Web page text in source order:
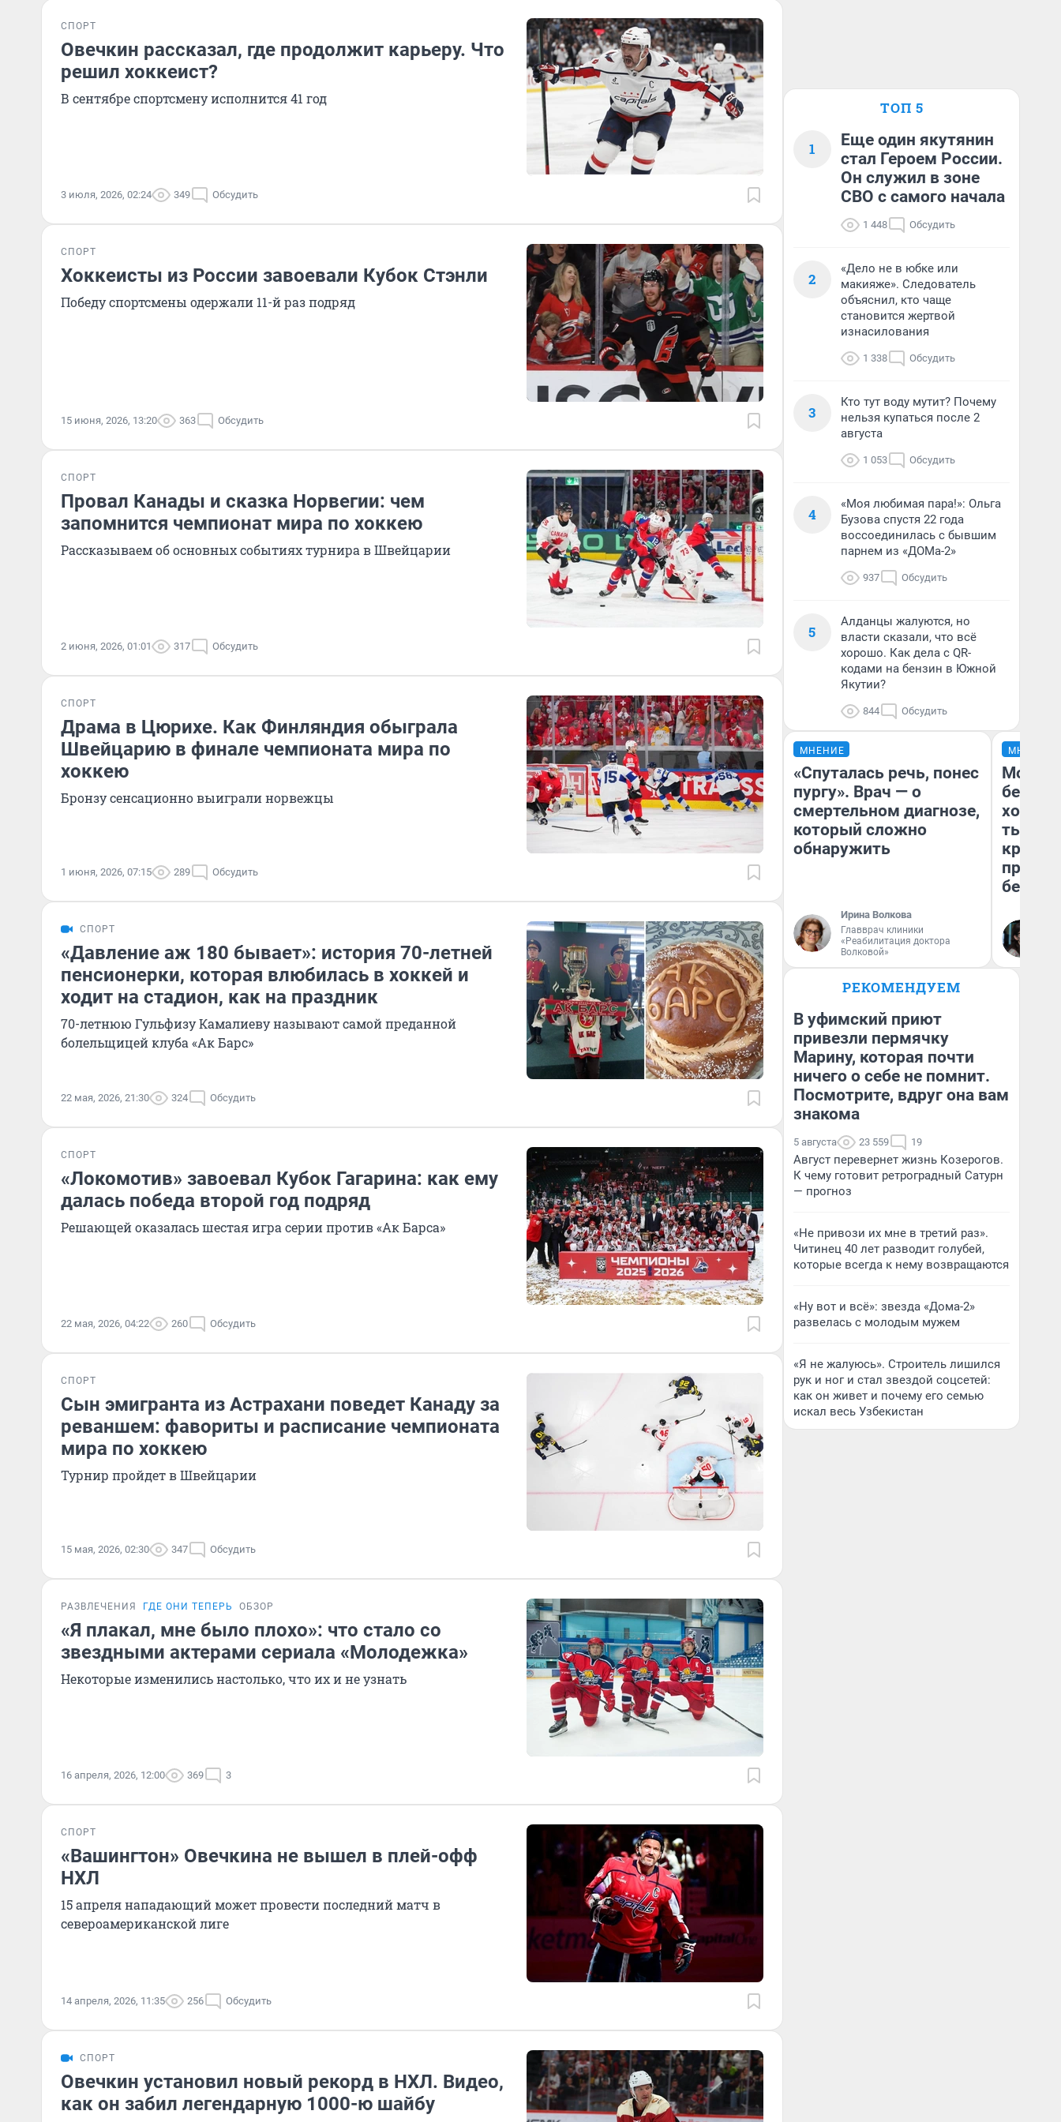
СПОРТ
Овечкин рассказал, где продолжит карьеру. Что
решил хоккеист?
В сентябре спортсмену исполнится 41 год
3 июля, 2026, 02:24 349 Обсудить
СПОРТ
Хоккеисты из России завоевали Кубок Стэнли
Победу спортсмены одержали 11-й раз подряд
15 июня, 2026, 13:20 363 Обсудить
СПОРТ
Провал Канады и сказка Норвегии: чем
запомнится чемпионат мира по хоккею
Рассказываем об основных событиях турнира в Швейцарии
2 июня, 2026, 01:01 317 Обсудить
СПОРТ
Драма в Цюрихе. Как Финляндия обыграла
Швейцарию в финале чемпионата мира по
хоккею
Бронзу сенсационно выиграли норвежцы
1 июня, 2026, 07:15 289 Обсудить
СПОРТ
«Давление аж 180 бывает»: история 70-летней
пенсионерки, которая влюбилась в хоккей и
ходит на стадион, как на праздник
70-летнюю Гульфизу Камалиеву называют самой преданной
болельщицей клуба «Ак Барс»
22 мая, 2026, 21:30 324 Обсудить
СПОРТ
«Локомотив» завоевал Кубок Гагарина: как ему
далась победа второй год подряд
Решающей оказалась шестая игра серии против «Ак Барса»
22 мая, 2026, 04:22 260 Обсудить
СПОРТ
Сын эмигранта из Астрахани поведет Канаду за
реваншем: фавориты и расписание чемпионата
мира по хоккею
Турнир пройдет в Швейцарии
15 мая, 2026, 02:30 347 Обсудить
РАЗВЛЕЧЕНИЯ ГДЕ ОНИ ТЕПЕРЬ ОБЗОР
«Я плакал, мне было плохо»: что стало со
звездными актерами сериала «Молодежка»
Некоторые изменились настолько, что их и не узнать
16 апреля, 2026, 12:00 369 3
СПОРТ
«Вашингтон» Овечкина не вышел в плей-офф
НХЛ
15 апреля нападающий может провести последний матч в
североамериканской лиге
14 апреля, 2026, 11:35 256 Обсудить
СПОРТ
Овечкин установил новый рекорд в НХЛ. Видео,
как он забил легендарную 1000-ю шайбу
ТОП 5
1
Еще один якутянин
стал Героем России.
Он служил в зоне
СВО с самого начала
1 448 Обсудить
2
«Дело не в юбке или
макияже». Следователь
объяснил, кто чаще
становится жертвой
изнасилования
1 338 Обсудить
3
Кто тут воду мутит? Почему
нельзя купаться после 2
августа
1 053 Обсудить
4
«Моя любимая пара!»: Ольга
Бузова спустя 22 года
воссоединилась с бывшим
парнем из «ДОМа-2»
937 Обсудить
5
Алданцы жалуются, но
власти сказали, что всё
хорошо. Как дела с QR-
кодами на бензин в Южной
Якутии?
844 Обсудить
МНЕНИЕ
«Спуталась речь, понес
пургу». Врач — о
смертельном диагнозе,
который сложно
обнаружить
Ирина Волкова
Главврач клиники
«Реабилитация доктора
Волковой»
МНЕНИЕ
Мой
хотела
тысяч,
РЕКОМЕНДУЕМ
В уфимский приют
привезли пермячку
Марину, которая почти
ничего о себе не помнит.
Посмотрите, вдруг она вам
знакома
5 августа 23 559 19
Август перевернет жизнь Козерогов.
К чему готовит ретроградный Сатурн
— прогноз
«Не привози их мне в третий раз».
Читинец 40 лет разводит голубей,
которые всегда к нему возвращаются
«Ну вот и всё»: звезда «Дома-2»
развелась с молодым мужем
«Я не жалуюсь». Строитель лишился
рук и ног и стал звездой соцсетей:
как он живет и почему его семью
искал весь Узбекистан